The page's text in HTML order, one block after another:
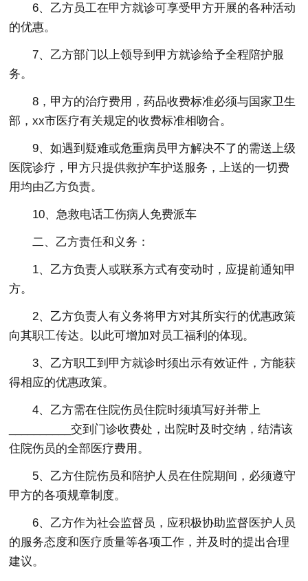
6、乙方员工在甲方就诊可享受甲方开展的各种活动
的优惠。
7、乙方部门以上领导到甲方就诊给予全程陪护服
务。
8，甲方的治疗费用，药品收费标准必须与国家卫生
部，xx市医疗有关规定的收费标准相吻合。
9、如遇到疑难或危重病员甲方解决不了的需送上级
医院诊疗，甲方只提供救护车护送服务，上送的一切费
用均由乙方负责。
10、急救电话工伤病人免费派车
二、乙方责任和义务：
1、乙方负责人或联系方式有变动时，应提前通知甲
方。
2、乙方负责人有义务将甲方对其所实行的优惠政策
向其职工传达。以此可增加对员工福利的体现。
3、乙方职工到甲方就诊时须出示有效证件，方能获
得相应的优惠政策。
4、乙方需在住院伤员住院时须填写好并带上
__________交到门诊收费处，出院时及时交纳，结清该
住院伤员的全部医疗费用。
5、乙方住院伤员和陪护人员在住院期间，必须遵守
甲方的各项规章制度。
6、乙方作为社会监督员，应积极协助监督医护人员
的服务态度和医疗质量等各项工作，并及时的提出合理
建议。